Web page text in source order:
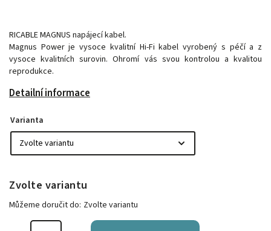
RICABLE MAGNUS napájecí kabel.
Magnus Power je vysoce kvalitní Hi-Fi kabel vyrobený s péčí a z
vysoce kvalitních surovin. Ohromí vás svou kontrolou a kvalitou
reprodukce.
Detailní informace
Varianta
Zvolte variantu
Můžeme doručit do: Zvolte variantu